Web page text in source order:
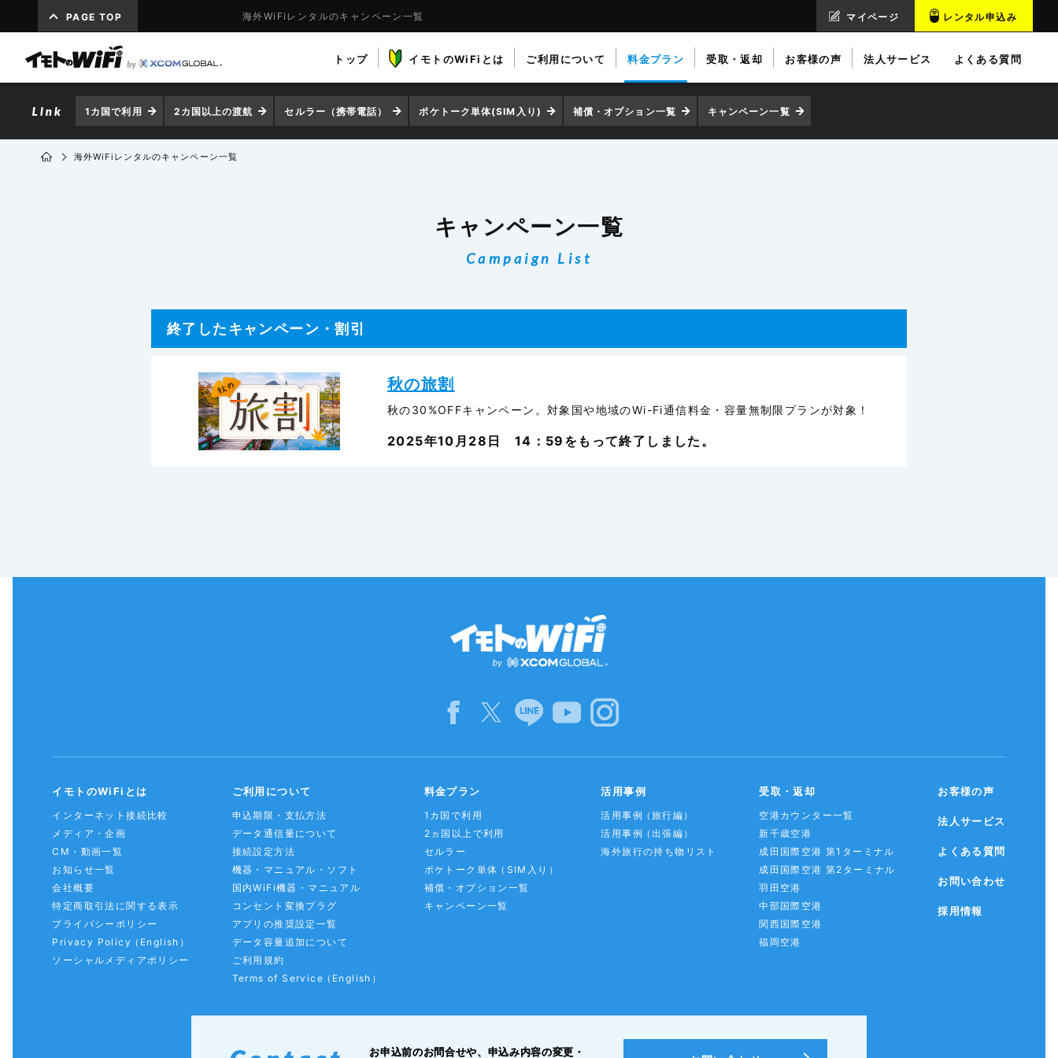
海外WiFiレンタルのキャンペーン一覧
PAGE TOP マイページ レンタル申込み
トップ イモトのWiFiとは ご利用について 料金プラン 受取・返却 お客様の声 法人サービス よくある質問
1カ国で利用 2カ国以上の渡航 セルラー（携帯電話） ポケトーク単体(SIM入り) 補償・オプション一覧 キャンペーン一覧
海外WiFiレンタルのキャンペーン一覧
キャンペーン一覧
Campaign List
終了したキャンペーン ・割引
秋の旅割
秋の30%OFFキャンペーン。対象国や地域のWi-Fi通信料金・容量無制限プランが対象！
2025年10月28日 14：59をもって終了しました。
イモトのWiFiとは
インターネット接続比較
メディア・企画
CM・動画一覧
お知らせ一覧
会社概要
特定商取引法に関する表示
プライバシーポリシー
Privacy Policy（English）
ソーシャルメディアポリシー
ご利用について
申込期限・支払方法
データ通信量について
接続設定方法
機器・マニュアル・ソフト
国内WiFi機器・マニュアル
コンセント変換プラグ
アプリの推奨設定一覧
データ容量追加について
ご利用規約
Terms of Service（English）
料金プラン
1カ国で利用
2ヵ国以上で利用
セルラー
ポケトーク単体（SIM入り）
補償・オプション一覧
キャンペーン一覧
活用事例
活用事例（旅行編）
活用事例（出張編）
海外旅行の持ち物リスト
受取・返却
空港カウンター一覧
新千歳空港
成田国際空港 第1ターミナル
成田国際空港 第2ターミナル
羽田空港
中部国際空港
関西国際空港
福岡空港
お客様の声
法人サービス
よくある質問
お問い合わせ
採用情報
お申込前のお問合せや、申込み内容の変更・